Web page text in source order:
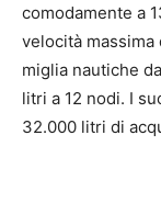
comodamente a
velocità massima
miglia nautiche
litri a 12 nodi. I
32.000 litri di